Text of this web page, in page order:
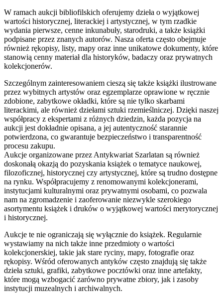
W ramach aukcji bibliofilskich oferujemy dzieła o wyjątkowej
wartości historycznej, literackiej i artystycznej, w tym rzadkie
wydania pierwsze, cenne inkunabuły, starodruki, a także książki
podpisane przez znanych autorów. Nasza oferta często obejmuje
również rękopisy, listy, mapy oraz inne unikatowe dokumenty, które
stanowią cenny materiał dla historyków, badaczy oraz prywatnych
kolekcjonerów.
Szczególnym zainteresowaniem cieszą się także książki ilustrowane
przez wybitnych artystów oraz egzemplarze oprawione w ręcznie
zdobione, zabytkowe okładki, które są nie tylko skarbami
literackimi, ale również dziełami sztuki rzemieślniczej. Dzięki naszej
współpracy z ekspertami z różnych dziedzin, każda pozycja na
aukcji jest dokładnie opisana, a jej autentyczność starannie
potwierdzona, co gwarantuje bezpieczeństwo i transparentność
procesu zakupu.
Aukcje organizowane przez Antykwariat Szarlatan są również
doskonałą okazją do pozyskania książek o tematyce naukowej,
filozoficznej, historycznej czy artystycznej, które są trudno dostępne
na rynku. Współpracujemy z renomowanymi kolekcjonerami,
instytucjami kulturalnymi oraz prywatnymi osobami, co pozwala
nam na zgromadzenie i zaoferowanie niezwykle szerokiego
asortymentu książek i druków o wyjątkowej wartości merytorycznej
i historycznej.
Aukcje te nie ograniczają się wyłącznie do książek. Regularnie
wystawiamy na nich także inne przedmioty o wartości
kolekcjonerskiej, takie jak stare ryciny, mapy, fotografie oraz
rękopisy. Wśród oferowanych antyków często znajdują się także
dzieła sztuki, grafiki, zabytkowe pocztówki oraz inne artefakty,
które mogą wzbogacić zarówno prywatne zbiory, jak i zasoby
instytucji muzealnych i archiwalnych.